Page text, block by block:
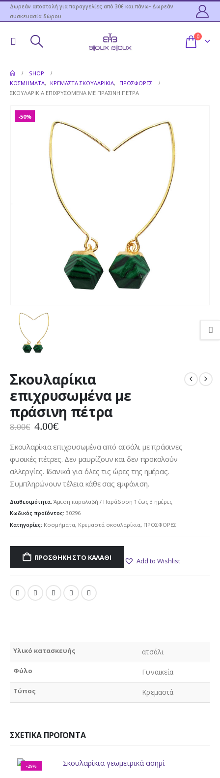
Δωρεάν αποστολή για παραγγελίες από 30€ και πάνω- Δωρεάν
συσκευασία δώρου
0
SHOP
ΚΟΣΜΉΜΑΤΑ, ΚΡΕΜΑΣΤΆ ΣΚΟΥΛΑΡΊΚΙΑ,
ΠΡΟΣΦΟΡΕΣ
ΣΚΟΥΛΑΡΊΚΙΑ ΕΠΙΧΡΥΣΩΜΈΝΑ ΜΕ ΠΡΆΣΙΝΗ ΠΈΤΡΑ
-50%
Σκουλαρίκια
επιχρυσωμένα με
πράσινη πέτρα
8.00€ Original
was:
8.00€.
4.00€Η
τιμή
είναι:
4.00€.
Σκουλαρίκια επιχρυσωμένα από ατσάλι με πράσινες
φυσικές πέτρες. Δεν μαυρίζουν και δεν προκαλούν
αλλεργίες. Ιδανικά για όλες τις ώρες της ημέρας.
Συμπληρώνουν τέλεια κάθε σας εμφάνιση.
Διαθεσιμότητα: Άμεση παραλαβή / Παράδoση 1 έως 3 ημέρες
Κωδικός προϊόντος: 30296
Κατηγορίες: Κοσμήματα, Κρεμαστά σκουλαρίκια, ΠΡΟΣΦΟΡΕΣ
ΠΡΟΣΘΉΚΗ ΣΤΟ ΚΑΛΆΘΙ Add to Wishlist
Υλικό κατασκευής ατσάλι
Φύλο Γυναικεία
Τύπος Κρεμαστά
ΣΧΕΤΙΚΆ ΠΡΟΪΌΝΤΑ
-29%